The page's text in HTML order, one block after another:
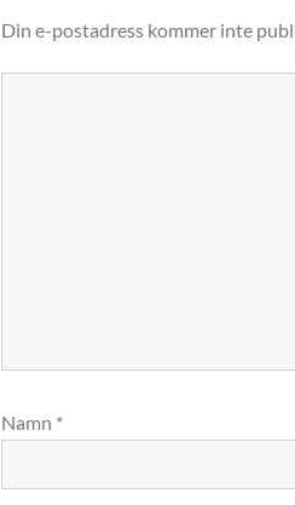
Din e-postadress kommer inte
Namn *